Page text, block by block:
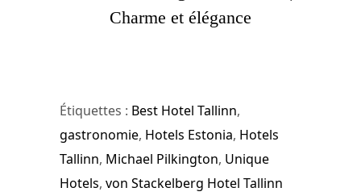
Charme et élégance
Étiquettes : Best Hotel Tallinn,
gastronomie, Hotels Estonia, Hotels
Tallinn, Michael Pilkington, Unique
Hotels, von Stackelberg Hotel Tallinn